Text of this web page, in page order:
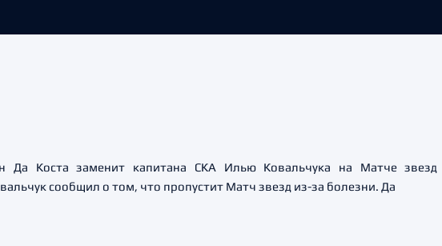
Да Коста заменит капитана СКА Илью Ковальчука на Матче
сообщил о том, что пропустит Матч звезд из-за болезни. Да